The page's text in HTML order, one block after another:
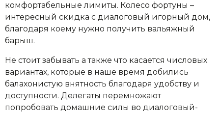
комфортабельные лимиты. Колесо фортуны –
интересный скидка с диалоговый игорный дом,
благодаря коему нужно получить вальяжный
барыш.
Не стоит забывать а также что касается числовых
вариантах, которые в наше время добились
балахонистую внятность благодаря удобству и
доступности. Делегаты перемножают
попробовать домашние силы во диалоговый-